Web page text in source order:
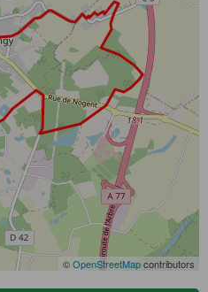
©OpenStreetMapcontributors